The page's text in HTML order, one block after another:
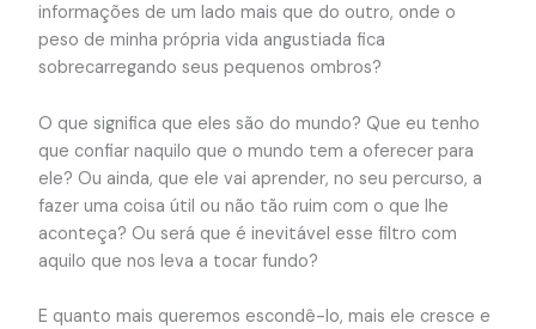
informações de um lado mais que do outro, onde o
peso de minha própria vida angustiada fica
sobrecarregando seus pequenos ombros?
O que significa que eles são do mundo? Que eu tenho
que confiar naquilo que o mundo tem a oferecer para
ele? Ou ainda, que ele vai aprender, no seu percurso, a
fazer uma coisa útil ou não tão ruim com o que lhe
aconteça? Ou será que é inevitável esse filtro com
aquilo que nos leva a tocar fundo?
E quanto mais queremos escondê-lo, mais ele cresce e